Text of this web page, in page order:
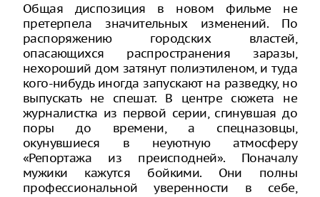
Общая диспозиция в новом фильме не
претерпела значительных изменений. По
распоряжению городских властей,
опасающихся распространения заразы,
нехороший дом затянут полиэтиленом, и туда
кого-нибудь иногда запускают на разведку, но
выпускать не спешат. В центре сюжета не
журналистка из первой серии, сгинувшая до
поры до времени, а спецназовцы,
окунувшиеся в неуютную атмосферу
«Репортажа из преисподней». Поначалу
мужики кажутся бойкими. Они полны
профессиональной уверенности в себе,